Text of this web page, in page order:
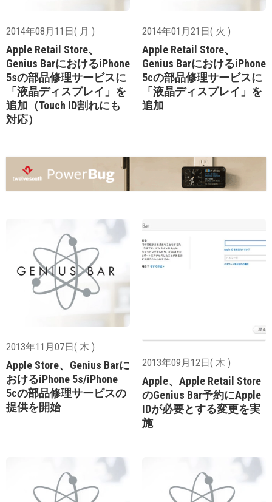
2014年08月11日( 月 )
Apple Retail Store、
Genius BarにおけるiPhone
5sの部品修理サービスに
「液晶ディスプレイ」を
追加（Touch ID割れにも
対応）
2014年01月21日( 火 )
Apple Retail Store、
Genius BarにおけるiPhone
5cの部品修理サービスに
「液晶ディスプレイ」を
追加
2013年11月07日( 木 )
Apple Store、Genius Barに
おけるiPhone 5s/iPhone
5cの部品修理サービスの
提供を開始
2013年09月12日( 木 )
Apple、Apple Retail Store
のGenius Bar予約にApple
IDが必要とする変更を実
施